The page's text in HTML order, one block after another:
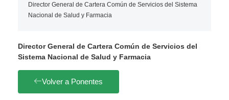
Director General de Cartera Común de Servicios del Sistema
Nacional de Salud y Farmacia
Director General de Cartera Común de Servicios del
Sistema Nacional de Salud y Farmacia
Volver a Ponentes